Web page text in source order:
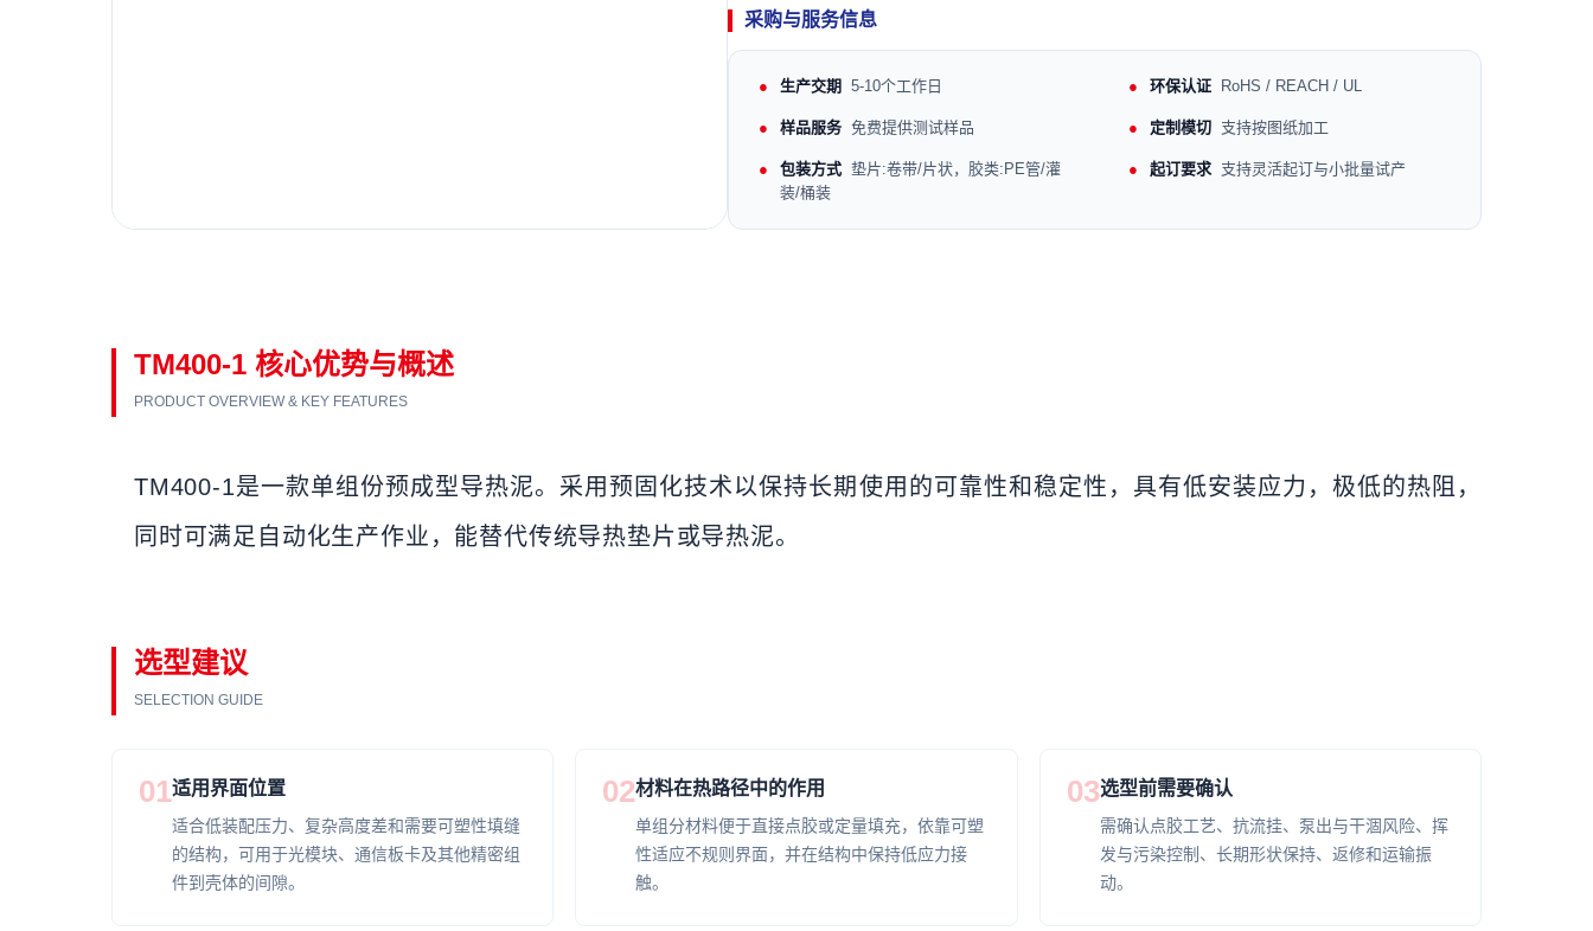
采购与服务信息
生产交期 5-10个工作日 环保认证 RoHS / REACH / UL
样品服务 免费提供测试样品 定制模切 支持按图纸加工
包装方式 垫片:卷带/片状，胶类:PE管/灌
装/桶装
起订要求 支持灵活起订与小批量试产
TM400-1 核心优势与概述
PRODUCT OVERVIEW & KEY FEATURES
TM400-1是一款单组份预成型导热泥。采用预固化技术以保持长期使用的可靠性和稳定性，具有低安装应力，极低的热阻，
同时可满足自动化生产作业，能替代传统导热垫片或导热泥。
选型建议
SELECTION GUIDE
01适用界面位置
适合低装配压力、复杂高度差和需要可塑性填缝
的结构，可用于光模块、通信板卡及其他精密组
件到壳体的间隙。
02材料在热路径中的作用
单组分材料便于直接点胶或定量填充，依靠可塑
性适应不规则界面，并在结构中保持低应力接
触。
03选型前需要确认
需确认点胶工艺、抗流挂、泵出与干涸风险、挥
发与污染控制、长期形状保持、返修和运输振
动。